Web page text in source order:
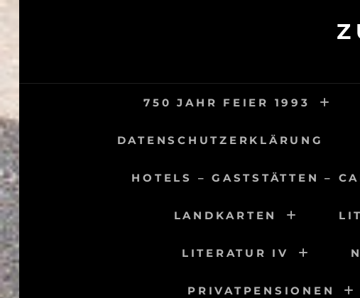
750 JAHR FEIER 1993
DATENSCHUTZERKLÄRUNG
HOTELS – GASTSTÄTTEN –
LANDKARTEN
LITERATUR IV
PRIVATPENSIONEN